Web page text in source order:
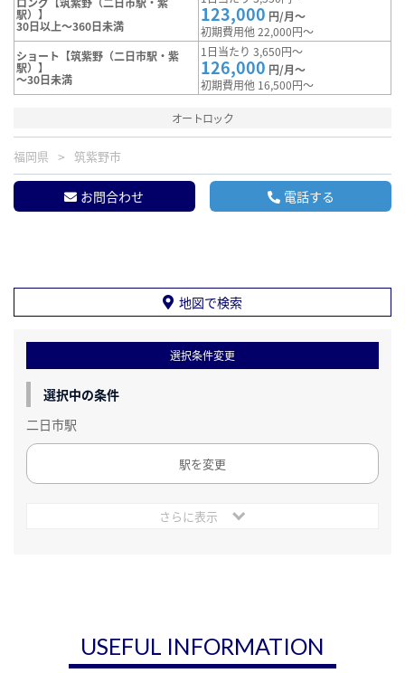
駅）】
30日以上～360日未満
123,000 円/月～
初期費用他 22,000円～
ショート【筑紫野（二日市駅・紫
駅）】
～30日未満
1日当たり 3,650円～
126,000 円/月～
初期費用他 16,500円～
オートロック
福岡県 筑紫野市
お問合わせ 電話する
地図で検索
選択条件変更
選択中の条件
二日市駅
駅を変更
さらに表示
USEFUL INFORMATION